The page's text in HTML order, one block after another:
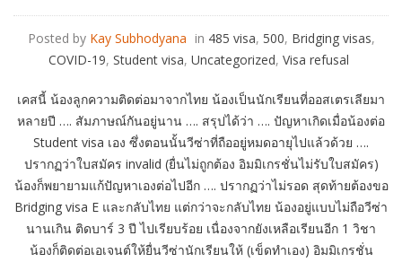
Posted by Kay Subhodyana in 485 visa, 500, Bridging visas,
COVID-19, Student visa, Uncategorized, Visa refusal
เคสนี้ น้องลูกความติดต่อมาจากไทย น้องเป็นนักเรียนที่ออสเตรเลียมา
หลายปี …. สัมภาษณ์กันอยู่นาน …. สรุปได้ว่า …. ปัญหาเกิดเมื่อน้องต่อ
Student visa เอง ซึ่งตอนนั้นวีซ่าที่ถืออยู่หมดอายุไปแล้วด้วย ….
ปรากฏว่าใบสมัคร invalid (ยื่นไม่ถูกต้อง อิมมิเกรชั่นไม่รับใบสมัคร)
น้องก็พยายามแก้ปัญหาเองต่อไปอีก …. ปรากฏว่าไม่รอด สุดท้ายต้องขอ
Bridging visa E และกลับไทย แต่กว่าจะกลับไทย น้องอยู่แบบไม่ถือวีซ่า
นานเกิน ติดบาร์ 3 ปี ไปเรียบร้อย เนื่องจากยังเหลือเรียนอีก 1 วิชา
น้องก็ติดต่อเอเจนต์ให้ยื่นวีซ่านักเรียนให้ (เข็ดทำเอง) อิมมิเกรชั่น